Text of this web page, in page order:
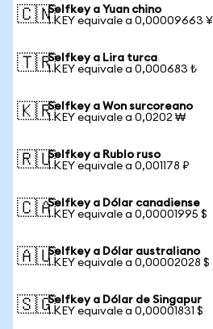
🇨🇳Selfkey a Yuan chino
1 KEY equivale a 0,00009663 ¥
🇹🇷Selfkey a Lira turca
1 KEY equivale a 0,000683 ₺
🇰🇷Selfkey a Won surcoreano
1 KEY equivale a 0,0202 ₩
🇷🇺Selfkey a Rublo ruso
1 KEY equivale a 0,001178 ₽
🇨🇦Selfkey a Dólar canadiense
1 KEY equivale a 0,00001995 $
🇦🇺Selfkey a Dólar australiano
1 KEY equivale a 0,00002028 $
🇸🇬Selfkey a Dólar de Singapur
1 KEY equivale a 0,00001831 $